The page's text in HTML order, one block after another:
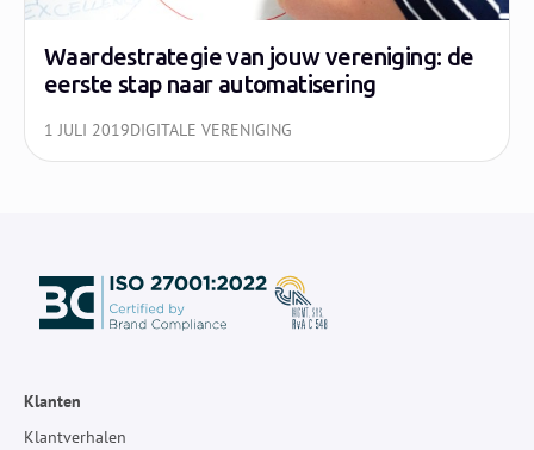
Waardestrategie van jouw vereniging: de
eerste stap naar automatisering
1 JULI 2019DIGITALE VERENIGING
Klanten
Klantverhalen